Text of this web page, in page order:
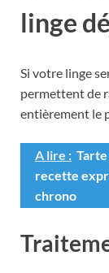
linge
Si votre linge
permettent de
entièrement le
A lire : Tarte
recette
chrono